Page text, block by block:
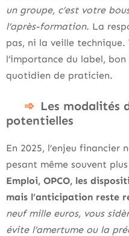
un groupe, c’est votre
l’après-formation. La
pas, ni la veille technique.
l’importance du label,
quotidien de praticien.
Les modalités
potentielles
En 2025, l’enjeu financier
pesant même souvent
Emploi, OPCO, les
mais l’anticipation reste
neuf mille euros, vous
évite l’amertume ou la